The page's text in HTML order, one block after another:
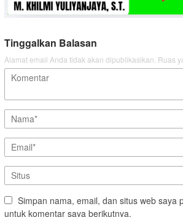
Tinggalkan Balasan
Alamat email Anda tidak akan dipublikasikan. Ruas
Simpan nama, email, dan situs web saya
untuk komentar saya berikutnya.